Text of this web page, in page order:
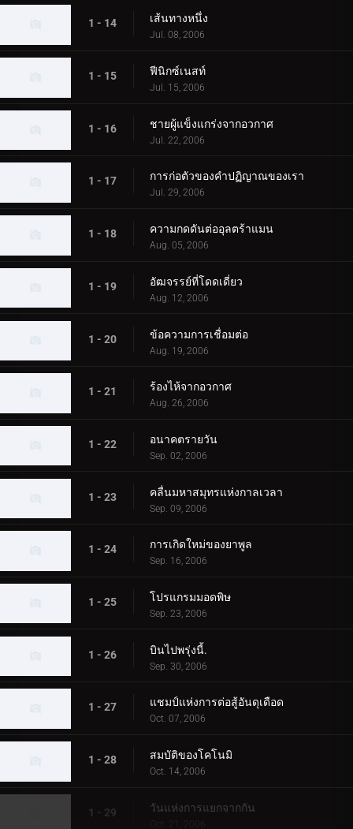
1 - 14 เส้นทางหนึ่ง
Jul. 08, 2006
1 - 15 ฟีนิกซ์เนสท์
Jul. 15, 2006
1 - 16 ชายผู้แข็งแกร่งจากอวกาศ
Jul. 22, 2006
1 - 17 การก่อตัวของคำปฏิญาณของเรา
Jul. 29, 2006
1 - 18 ความกดดันต่ออุลตร้าแมน
Aug. 05, 2006
1 - 19 อัฒจรรย์ที่โดดเดี่ยว
Aug. 12, 2006
1 - 20 ข้อความการเชื่อมต่อ
Aug. 19, 2006
1 - 21 ร้องไห้จากอวกาศ
Aug. 26, 2006
1 - 22 อนาคตรายวัน
Sep. 02, 2006
1 - 23 คลื่นมหาสมุทรแห่งกาลเวลา
Sep. 09, 2006
1 - 24 การเกิดใหม่ของยาพูล
Sep. 16, 2006
1 - 25 โปรแกรมมอดพิษ
Sep. 23, 2006
1 - 26 บินไปพรุ่งนี้.
Sep. 30, 2006
1 - 27 แชมป์แห่งการต่อสู้อันดุเดือด
Oct. 07, 2006
1 - 28 สมบัติของโคโนมิ
Oct. 14, 2006
1 - 29 วันแห่งการแยกจากกัน
Oct. 21, 2006